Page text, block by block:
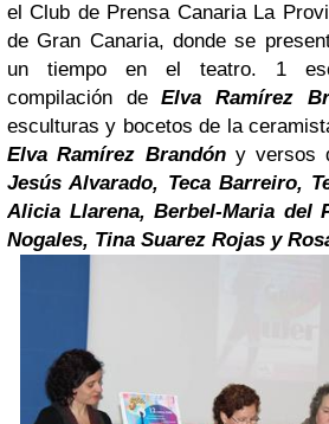
el Club de Prensa Canaria La
de Gran Canaria, donde se
un tiempo en el teatro. 1
compilación deElva Ramírez
esculturas y bocetos de la
Elva Ramírez Brandóny versos
Jesús Alvarado, Teca Barreiro,
Alicia Llarena, Berbel-Maria del
Nogales, Tina Suarez Rojas y